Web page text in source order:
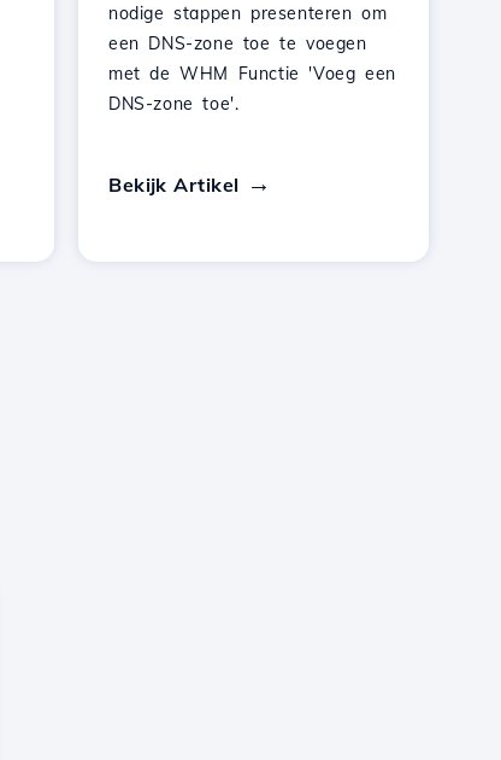
nodige stappen presenteren om
een DNS-zone toe te voegen
met de WHM Functie 'Voeg een
DNS-zone toe'.
Bekijk Artikel